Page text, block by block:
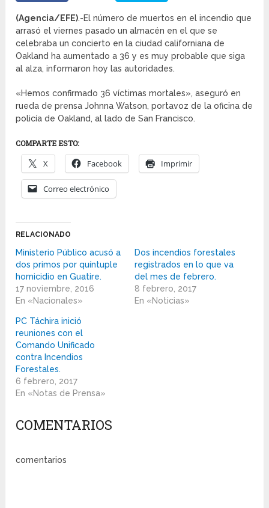
(Agencia/EFE).-El número de muertos en el incendio que
arrasó el viernes pasado un almacén en el que se
celebraba un concierto en la ciudad californiana de
Oakland ha aumentado a 36 y es muy probable que siga
al alza, informaron hoy las autoridades.
«Hemos confirmado 36 víctimas mortales», aseguró en
rueda de prensa Johnna Watson, portavoz de la oficina de
policía de Oakland, al lado de San Francisco.
COMPARTE ESTO:
X Facebook Imprimir
Correo electrónico
RELACIONADO
Ministerio Público acusó a
dos primos por quíntuple
homicidio en Guatire.
17 noviembre, 2016
En «Nacionales»
Dos incendios forestales
registrados en lo que va
del mes de febrero.
8 febrero, 2017
En «Noticias»
PC Táchira inició
reuniones con el
Comando Unificado
contra Incendios
Forestales.
6 febrero, 2017
En «Notas de Prensa»
COMENTARIOS
comentarios